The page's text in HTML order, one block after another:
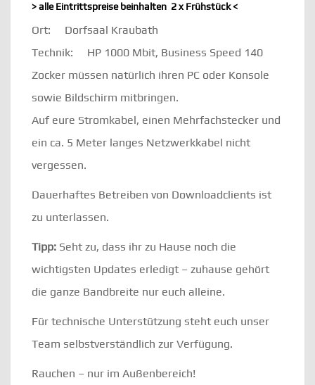
> alle Eintrittspreise beinhalten 2 x Frühstück <
Ort: Dorfsaal Kraubath
Technik: HP 1000 Mbit, Business Speed 140
Zocker müssen natürlich ihren PC oder Konsole
sowie Bildschirm mitbringen.
Auf eure Stromkabel, einen Mehrfachstecker und
ein ca. 5 Meter langes Netzwerkkabel nicht
vergessen.
Dauerhaftes Betreiben von Downloadclients ist
zu unterlassen.
Tipp: Seht zu, dass ihr zu Hause noch die
wichtigsten Updates erledigt – zuhause gehört
die ganze Bandbreite nur euch alleine.
Für technische Unterstützung steht euch unser
Team selbstverständlich zur Verfügung.
Rauchen – nur im Außenbereich!